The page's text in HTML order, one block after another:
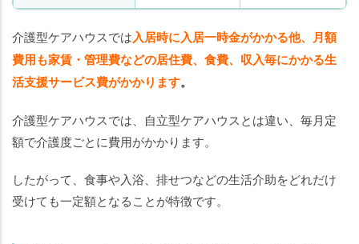
介護型ケアハウスでは入居時に入居一時金がかかる他、月額
費用も家賃・管理費などの居住費、食費、収入毎にかかる生
活支援サービス費がかかります。
介護型ケアハウスでは、自立型ケアハウスとは違い、毎月定
額で介護度ごとに費用がかかります。
したがって、食事や入浴、排せつなどの生活介助をどれだけ
受けても一定額となることが特徴です。